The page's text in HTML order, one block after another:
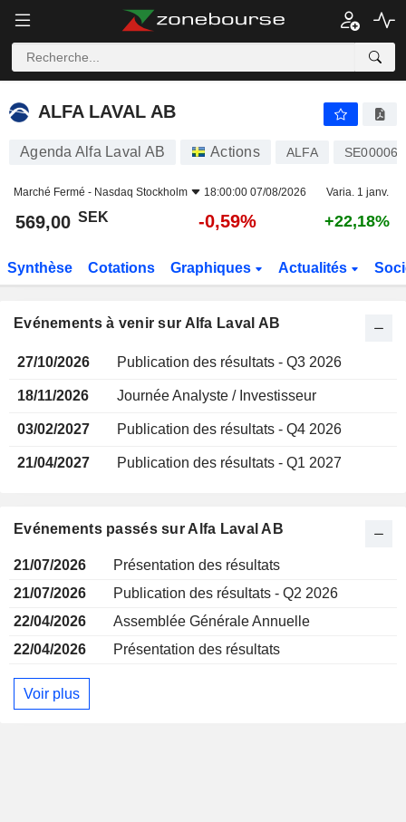
ALFA LAVAL AB
ALFA LAVAL AB
Agenda Alfa Laval AB Actions ALFA
Marché Fermé - Nasdaq Stockholm 18:00:00 07/08/2026 Varia. 1 janv.
569,00 SEK -0,59% +22,18%
Synthèse Cotations Graphiques Actualités
Evénements à venir sur Alfa Laval AB
27/10/2026 Publication des résultats - Q3 2026
18/11/2026 Journée Analyste / Investisseur
03/02/2027 Publication des résultats - Q4 2026
21/04/2027 Publication des résultats - Q1 2027
Evénements passés sur Alfa Laval AB
21/07/2026
Présentation des résultats
21/07/2026
Publication des résultats - Q2 2026
22/04/2026
Assemblée Générale Annuelle
22/04/2026
Présentation des résultats
Voir plus